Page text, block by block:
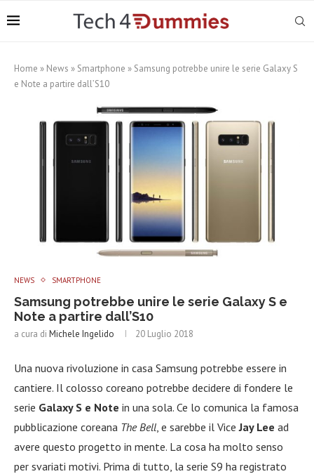
Home » News » Smartphone » Samsung potrebbe unire le serie Galaxy S
e Note a partire dall’S10
NEWS SMARTPHONE
Samsung potrebbe unire le serie Galaxy S e
Note a partire dall’S10
a cura di Michele Ingelido 20 Luglio 2018
Una nuova rivoluzione in casa Samsung potrebbe essere in
cantiere. Il colosso coreano potrebbe decidere di fondere le
serie Galaxy S e Note in una sola. Ce lo comunica la famosa
pubblicazione coreana The Bell , e sarebbe il ViceJay Lee ad
avere questo progetto in mente. La cosa ha molto senso
per svariati motivi. Prima di tutto, la serie S9 ha registrato